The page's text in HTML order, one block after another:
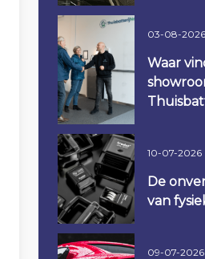
03-08-2026
Waar
10-07-2026
De
van
09-07-2026